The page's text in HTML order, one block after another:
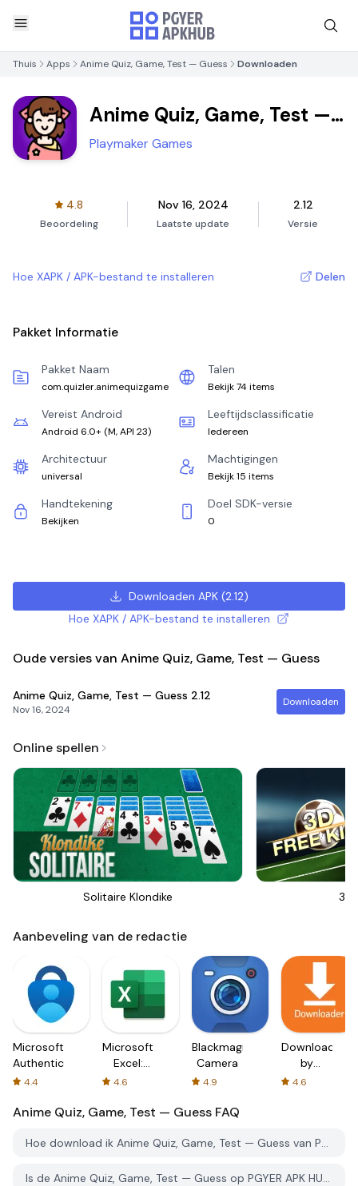
Thuis Apps Anime Quiz, Game, Test — Guess Downloaden
Anime Quiz, Game, Test —
Guess
Playmaker Games
4.8
Beoordeling
Nov 16, 2024
Laatste update
2.12
Versie
Hoe XAPK / APK-bestand te installeren Delen
Pakket Informatie
Pakket Naam
com.quizler.animequizgame
Talen
Bekijk 74 items
Vereist Android
Android 6.0+ (M, API 23)
Leeftijdsclassificatie
Iedereen
Architectuur
universal
Machtigingen
Bekijk 15 items
Handtekening
Bekijken
Doel SDK-versie
0
Downloaden APK(2.12)
Hoe XAPK / APK-bestand te installeren
Oude versies van Anime Quiz, Game, Test — Guess
Anime Quiz, Game, Test — Guess 2.12
Nov 16, 2024
Downloaden
Online spellen
Solitaire Klondike 3D
Aanbeveling van de redactie
Microsoft
Authenticator
4.4
Microsoft
Excel:
Spreadsheets
4.6
Blackmagic
Camera
4.9
Downloader
by
AFTVnews
4.6
Anime Quiz, Game, Test — Guess FAQ
Hoe download ik Anime Quiz, Game, Test — Guess van PGYER APK HUB?
Is de Anime Quiz, Game, Test — Guess op PGYER APK HUB gratis te downloaden?